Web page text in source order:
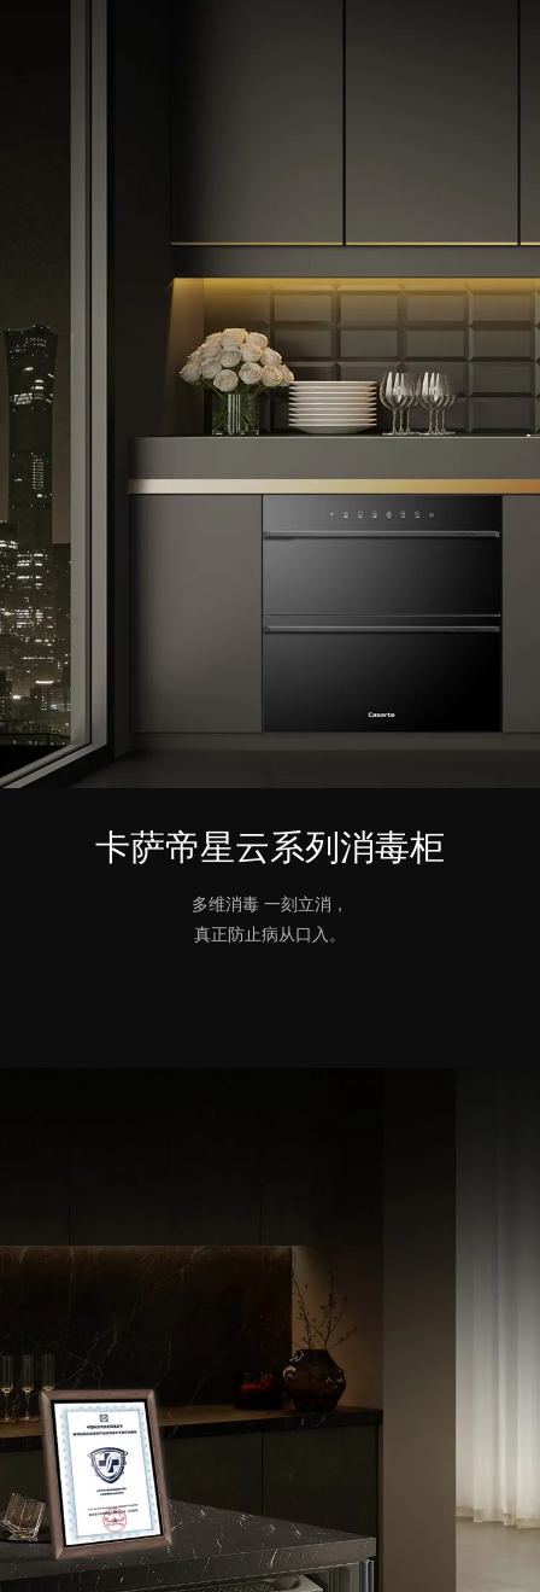
卡萨帝星云系列消毒柜
多维消毒 一刻立消，
真正防止病从口入。